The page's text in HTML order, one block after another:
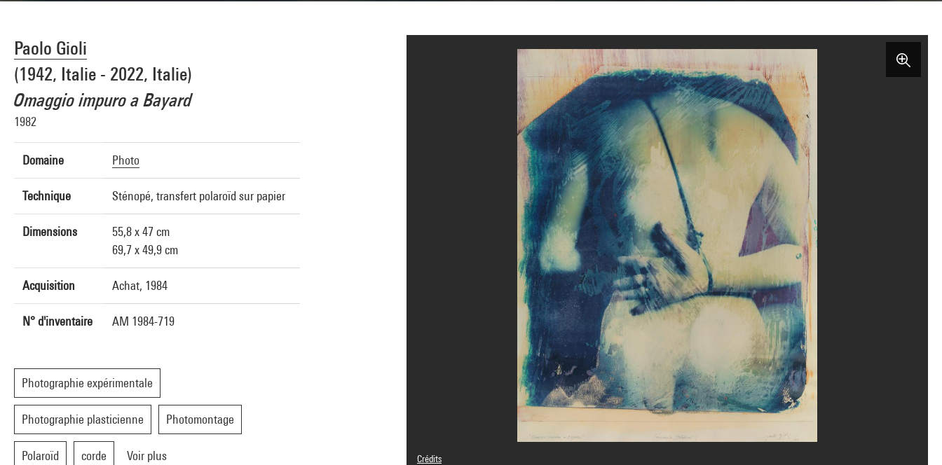
Paolo Gioli
(1942, Italie - 2022, Italie)
Omaggio impuro a Bayard
1982
Domaine Photo
Technique Sténopé, transfert polaroïd sur papier
Dimensions
55,8 x 47 cm
69,7 x 49,9 cm
Acquisition Achat, 1984
N° d'inventaire AM 1984-719
Photographie expérimentale
Photographie plasticienne Photomontage
Polaroïd corde Voir plus
Crédits